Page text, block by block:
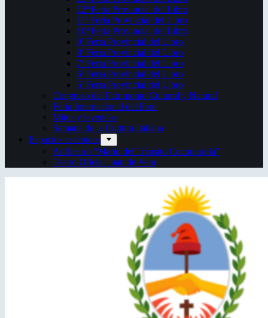
12ª Feria Provincial del Libro
11ª Feria Provincial del Libro
10ª Feria Provincial del Libro
9ª Feria Provincial del Libro
8ª Feria Provincial del Libro
7ª Feria Provincial del Libro
6ª Feria Provincial del Libro
5ª Feria Provincial del Libro
Congreso del Patrimonio Cultural y Natural
Feria Internacional del libro
Mitos y leyendas
Semana de la Cultura Italiana
Espacios escénicos
Anfiteatro “Mario del Tránsito Cocomarola”
Teatro Oficial Juan de Vera